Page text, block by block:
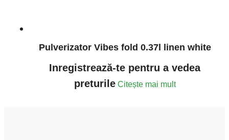
Pulverizator Vibes fold 0.37l linen white
Inregistrează-te pentru a vedea
preturile Citește mai mult